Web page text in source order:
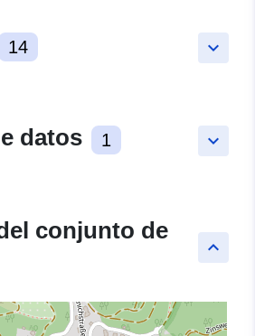
keyboard_arrow_down
14
keyboard_arrow_down
datos 1
keyboard_arrow_up
conjunto de